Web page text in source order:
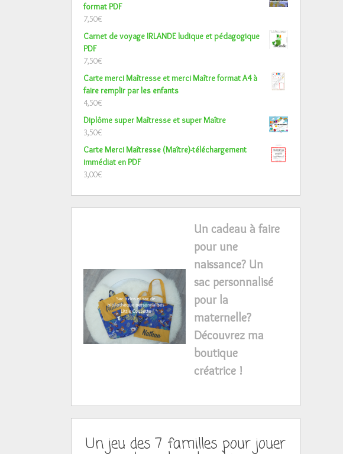
format PDF
7,50€
Carnet de voyage IRLANDE ludique et pédagogique
PDF
7,50€
Carte merci Maîtresse et merci Maître format A4 à
faire remplir par les enfants
4,50€
Diplôme super Maîtresse et super Maître
3,50€
Carte Merci Maîtresse (Maître)-téléchargement
immédiat en PDF
3,00€
Un cadeau à faire
pour une
naissance? Un
sac personnalisé
pour la
maternelle?
Découvrez ma
boutique
créatrice !
Un jeu des 7 familles pour jouer